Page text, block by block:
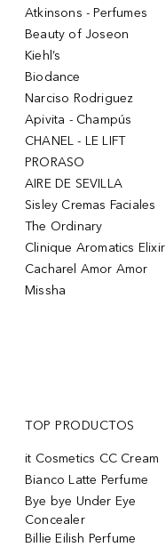
Atkinsons - Perfumes
Beauty of Joseon
Kiehl’s
Biodance
Narciso Rodriguez
Apivita - Champús
CHANEL - LE LIFT
PRORASO
AIRE DE SEVILLA
Sisley Cremas Faciales
The Ordinary
Clinique Aromatics Elixir
Cacharel Amor Amor
Missha
TOP PRODUCTOS
it Cosmetics CC Cream
Bianco Latte Perfume
Bye bye Under Eye
Concealer
Billie Eilish Perfume